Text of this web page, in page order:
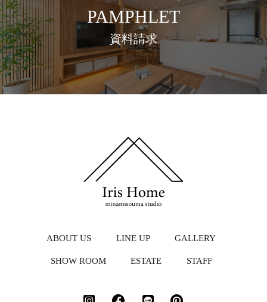
PAMPHLET
資料請求
ABOUT US LINE UP GALLERY
SHOW ROOM ESTATE STAFF